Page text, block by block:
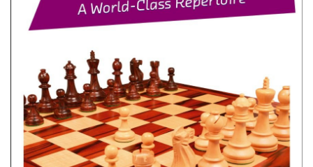
Finaluri
Instruire Generala
Instruire Generala
Lemn De Boxwood
Lemn De Carpen (hornbeam)
Lemn De Sheesham
Piese de sah DGT